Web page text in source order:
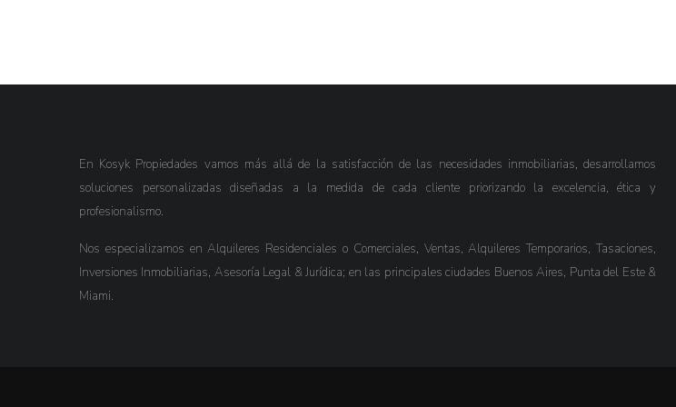
En Kosyk Propiedades vamos más allá de la satisfacción de las necesidades inmobiliarias, desarrollamos
soluciones personalizadas diseñadas a la medida de cada cliente priorizando la excelencia, ética y
profesionalismo.
Nos especializamos en Alquileres Residenciales o Comerciales, Ventas, Alquileres Temporarios, Tasaciones,
Inversiones Inmobiliarias, Asesoría Legal & Jurídica; en las principales ciudades Buenos Aires, Punta del Este &
Miami.